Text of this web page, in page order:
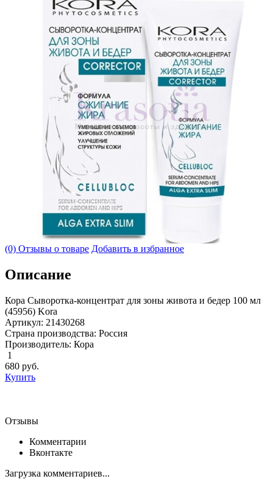
(0) Отзывы о товаре Добавить в избранное
Описание
Кора Сыворотка-концентрат для зоны живота и бедер 100 мл
(45956) Kora
Артикул: 21430268
Страна производства: Россия
Производитель: Кора
1
680 руб.
Купить
Отзывы
Комментарии
Вконтакте
Загрузка комментариев...